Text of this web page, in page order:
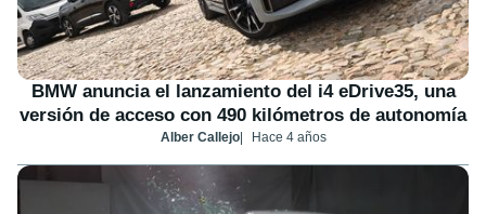
BMW anuncia el lanzamiento del i4 eDrive35, una
versión de acceso con 490 kilómetros de autonomía
Alber Callejo Hace 4 años